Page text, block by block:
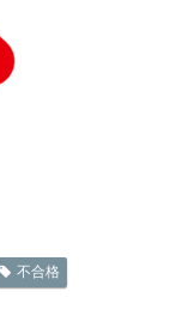
不合格